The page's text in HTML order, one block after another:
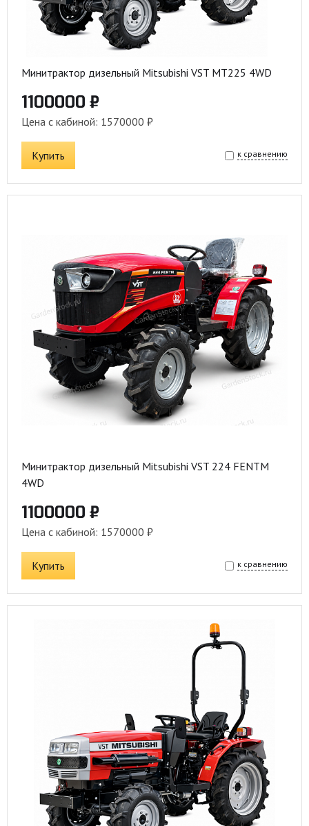
Минитрактор дизельный Mitsubishi VST MT225 4WD
1100000 ₽
Цена с кабиной: 1570000 ₽
Купить к сравнению
Минитрактор дизельный Mitsubishi VST 224 FENTM
4WD
1100000 ₽
Цена с кабиной: 1570000 ₽
Купить к сравнению